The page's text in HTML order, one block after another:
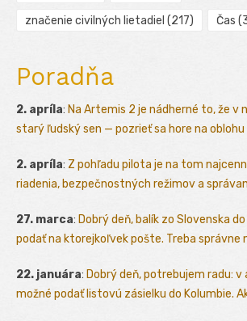
značenie civilných lietadiel (217) Čas
Poradňa
2. apríla: Na Artemis 2 je nádherné to, že v
starý ľudský sen — pozrieť sa hore na oblohu
2. apríla: Z pohľadu pilota je na tom
riadenia, bezpečnostných režimov a
27. marca: Dobrý deň, balík zo Slovenska
podať na ktorejkoľvek pošte. Treba správne
22. januára: Dobrý deň, potrebujem radu:
možné podať listovú zásielku do Kolumbie.